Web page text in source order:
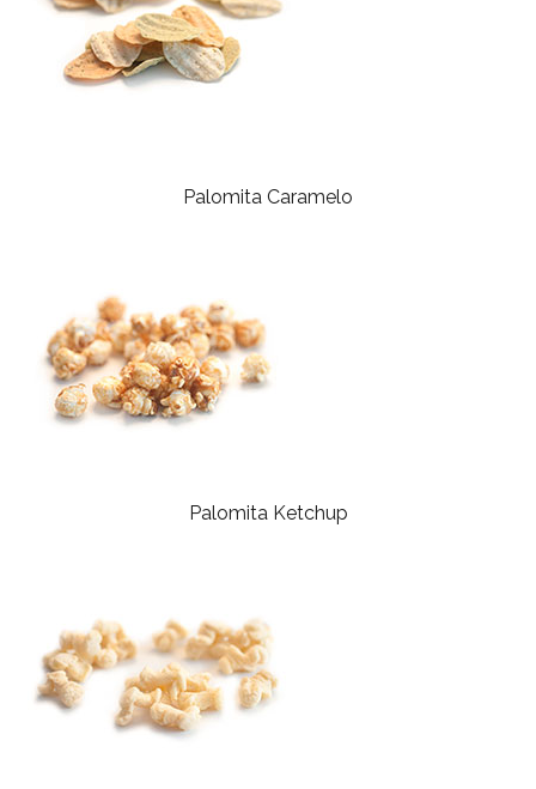
Palomita Caramelo
Palomita Ketchup